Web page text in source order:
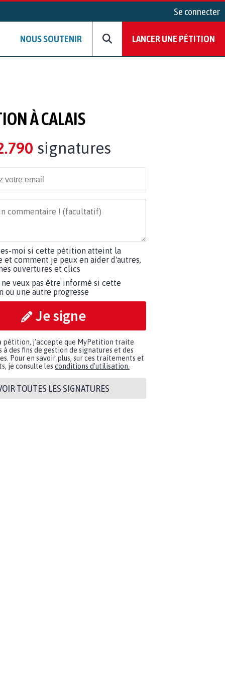
Se connecter
NOUS SOUTENIR LANCER UNE PÉTITION
À CALAIS
signatures
moi si cette pétition atteint la
et comment je peux en aider d'autres,
ouvertures et clics
ne veux pas être informé si cette
ou une autre progresse
Je signe
pétition, j'accepte que MyPetition traite
à des fins de gestion de signatures et des
Pour en savoir plus, sur ces traitements et
je consulte les conditions d'utilisation.
TOUTES LES SIGNATURES